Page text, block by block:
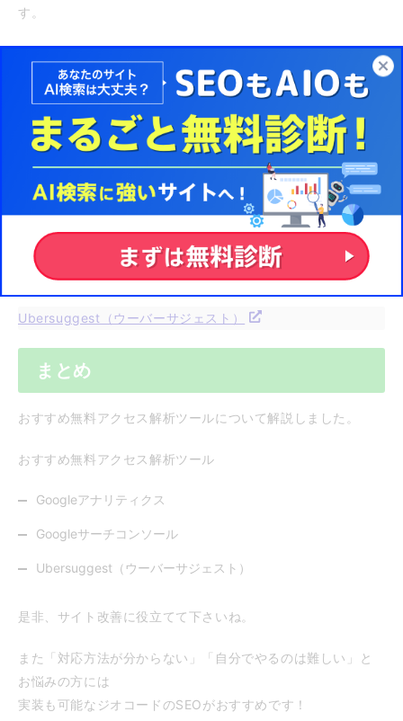
す。
有料版と無料版がありますが、無料版でも十分な働きをして
くれます。
最大の特徴は、単純なサジェストを調査するだけではなく、
サジェストに関する検索ボリュームまで出してくれるという
点です。
検索ボリュームの調査には『キーワードプランナー』もあり
ますが、色々な理由がありますが 『Ubersuggest（ウーバ
ーサジェスト）』の方が正確な数字を出していると言われて
います。
Ubersuggest（ウーバーサジェスト）
まとめ
おすすめ無料アクセス解析ツールについて解説しました。
おすすめ無料アクセス解析ツール
Googleアナリティクス
Googleサーチコンソール
Ubersuggest（ウーバーサジェスト）
是非、サイト改善に役立てて下さいね。
また「対応方法が分からない」「自分でやるのは難しい」と
お悩みの方には
実装も可能なジオコードのSEOがおすすめです！